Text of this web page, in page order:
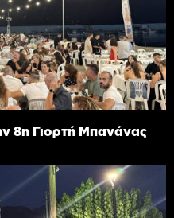
8η Γιορτή Μπανάνας